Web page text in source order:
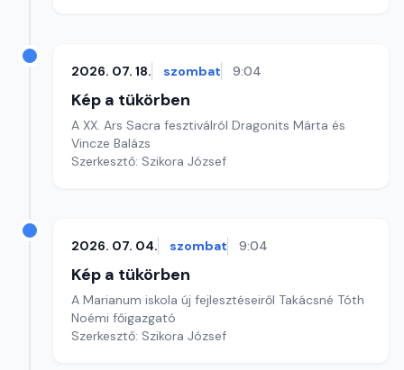
2026. 07. 18. szombat 9:04
Kép a tükörben
A XX. Ars Sacra fesztiválról Dragonits Márta és
Vincze Balázs
Szerkesztő: Szikora József
2026. 07. 04. szombat 9:04
Kép a tükörben
A Marianum iskola új fejlesztéseiről Takácsné Tóth
Noémi főigazgató
Szerkesztő: Szikora József